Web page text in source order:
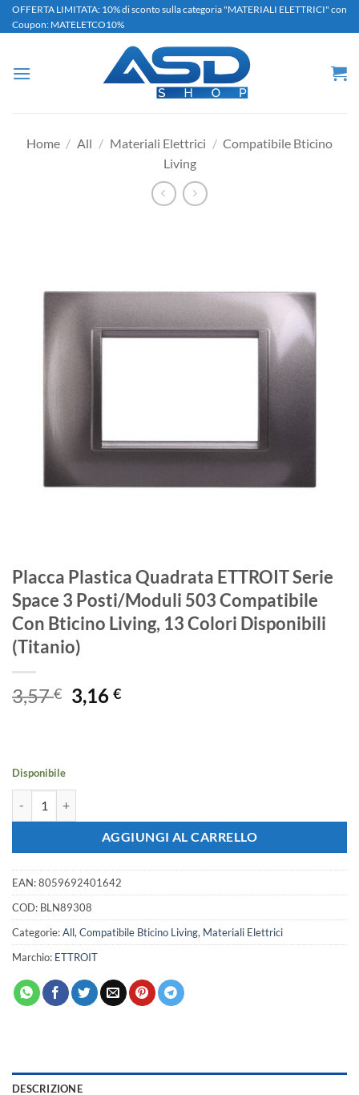
Salta
ai
OFFERTA LIMITATA: 10% di sconto sulla categoria "MATERIALI ELETTRICI" con
Coupon: MATELETCO10%
Home / All / Materiali Elettrici / Compatibile Bticino
Living
Placca Plastica Quadrata ETTROIT Serie
Space 3 Posti/Moduli 503 Compatibile
Con Bticino Living, 13 Colori Disponibili
(Titanio)
3,57€ Il
prezzo
3,16€Il
Disponibile
AGGIUNGI AL CARRELLO
EAN:8059692401642
COD: BLN89308
Categorie:All, Compatibile Bticino Living, Materiali Elettrici
Marchio: ETTROIT
DESCRIZIONE